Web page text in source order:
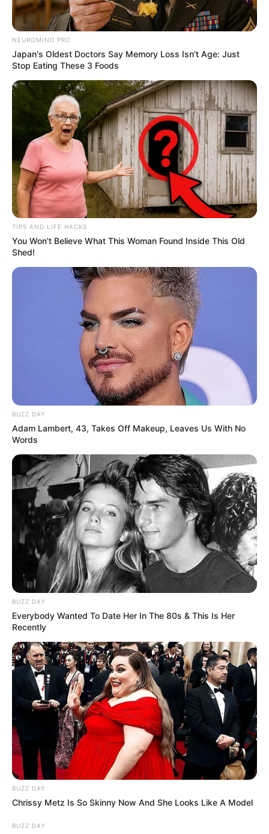
NEUROMIND PRO
Japan's Oldest Doctors Say Memory Loss Isn't Age: Just
Stop Eating These 3 Foods
TIPS AND LIFE HACKS
You Won't Believe What This Woman Found Inside This Old
Shed!
BUZZ DAY
Adam Lambert, 43, Takes Off Makeup, Leaves Us With No
Words
BUZZ DAY
Everybody Wanted To Date Her In The 80s & This Is Her
Recently
BUZZ DAY
Chrissy Metz Is So Skinny Now And She Looks Like A Model
BUZZ DAY